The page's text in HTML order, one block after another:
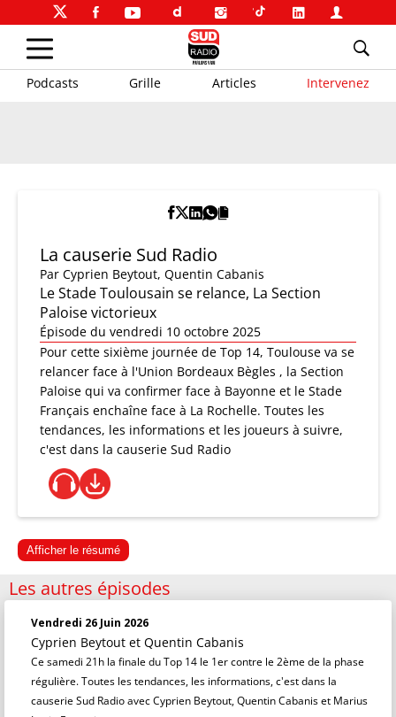
Podcasts Grille Articles Intervenez
La causerie Sud Radio
Par Cyprien Beytout, Quentin Cabanis
Le Stade Toulousain se relance, La Section
Paloise victorieux
Épisode du vendredi 10 octobre 2025
Pour cette sixième journée de Top 14, Toulouse va se
relancer face à l'Union Bordeaux Bègles , la Section
Paloise qui va confirmer face à Bayonne et le Stade
Français enchaîne face à La Rochelle. Toutes les
tendances, les informations et les joueurs à suivre,
c'est dans la causerie Sud Radio
Afficher le résumé
Les autres épisodes
Vendredi 26 Juin 2026
Cyprien Beytout et Quentin Cabanis
Ce samedi 21h la finale du Top 14 le 1er contre le 2ème de la phase
régulière. Toutes les tendances, les informations, c'est dans la
causerie Sud Radio avec Cyprien Beytout, Quentin Cabanis et Marius